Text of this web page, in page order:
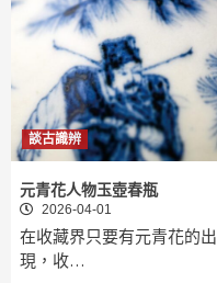
談古識辨
元‌青花人物玉壺春瓶
2026-04-01
在收藏界只要有元青花的出
現，收…